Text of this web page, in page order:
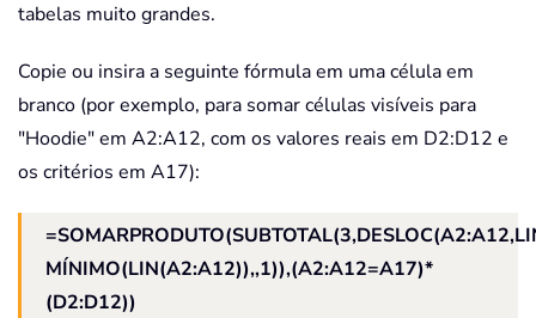
tabelas muito grandes.
Copie ou insira a seguinte fórmula em uma célula em
branco (por exemplo, para somar células visíveis para
"Hoodie" em A2:A12, com os valores reais em D2:D12 e
os critérios em A17):
MÍNIMO(LIN(A2:A12)),,1)),(A2:A12=A17)*
(D2:D12))